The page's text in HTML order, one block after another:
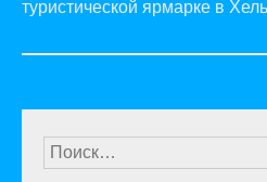
туристической ярмарке в
Найти: